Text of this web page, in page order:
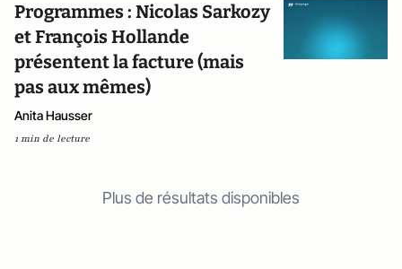
Programmes : Nicolas Sarkozy
et François Hollande
présentent la facture (mais
pas aux mêmes)
Anita Hausser
1 min de lecture
Plus de résultats disponibles